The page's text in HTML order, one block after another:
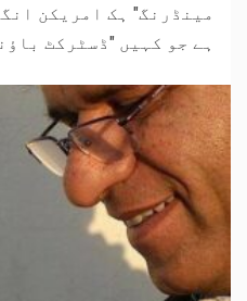
مینڈرنگ" ہک امریکن
ہے جو کہیں "ڈسٹرکٹ